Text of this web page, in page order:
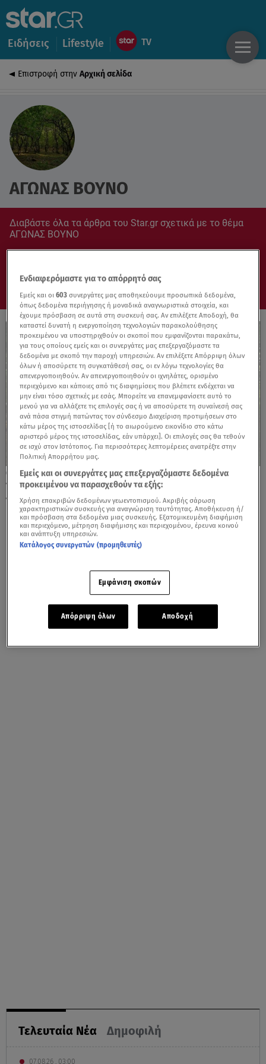
Ειδήσεις Lifestyle
Επιστροφή στην Αρχική σελίδα
ΑΓΩΝΑΣ ΒΟΥΝΟ
Διαβάστε όλα τα άρθρα του Star.gr σχετικά με το θέμα
ΑΓΩΝΑΣ ΒΟΥΝΟ
22.04.24, 14:27
Τρέξε στα πανέμορφα μονοπάτια του
Τιλφουσίου ανάμεσα σε βελανιδιές
Τελευταία Νέα Δημοφιλή
07.08.26 , 03:00
Ενδιαφερόμαστε για το απόρρητό σας
Εμείς και οι603 συνεργάτες μας αποθηκεύουμε προσωπικά δεδομένα,
όπως δεδομένα περιήγησης ή μοναδικά αναγνωριστικά στοιχεία, και
έχουμε πρόσβαση σε αυτά στη συσκευή σας. Αν επιλέξετε Αποδοχή, θα
καταστεί δυνατή η ενεργοποίηση τεχνολογιών παρακολούθησης
προκειμένου να υποστηριχθούν οι σκοποί που εμφανίζονται παρακάτω,
για τους οποίους εμείς και οι συνεργάτες μας επεξεργαζόμαστε τα
δεδομένα με σκοπό την παροχή υπηρεσιών. Αν επιλέξετε Απόρριψη όλων
όλων ή αποσύρετε τη συγκατάθεσή σας, οι εν λόγω τεχνολογίες θα
απενεργοποιηθούν. Αν απενεργοποιηθούν οι ιχνηλάτες, ορισμένο
περιεχόμενο και κάποιες από τις διαφημίσεις που βλέπετε ενδέχεται να
μην είναι τόσο σχετικές με εσάς. Μπορείτε να επανεμφανίσετε αυτό το
μενού για να αλλάξετε τις επιλογές σας ή να αποσύρετε τη συναίνεσή σας
ανά πάσα στιγμή πατώντας τον σύνδεσμο Διαχείριση προτιμήσεων στο
κάτω μέρος της ιστοσελίδας [ή το αιωρούμενο εικονίδιο στο κάτω
αριστερό μέρος της ιστοσελίδας, εάν υπάρχει]. Οι επιλογές σας θα τεθούν
σε ισχύ στον Ιστότοπος. Για περισσότερες λεπτομέρειες ανατρέξτε στην
Πολιτική Απορρήτου μας.
Εμείς και οι συνεργάτες μας επεξεργαζόμαστε δεδομένα
προκειμένου να παρασχεθούν τα εξής:
Χρήση επακριβών δεδομένων γεωεντοπισμού. Ακριβής σάρωση
χαρακτηριστικών συσκευής για αναγνώριση ταυτότητας. Αποθήκευση ή/
και πρόσβαση στα δεδομένα μιας συσκευής. Εξατομικευμένη διαφήμιση
και περιεχόμενο, μέτρηση διαφήμισης και περιεχομένου, έρευνα κοινού
και ανάπτυξη υπηρεσιών.
Κατάλογος συνεργατών (προμηθευτές)
Εμφάνιση σκοπών
Απόρριψη όλων Αποδοχή